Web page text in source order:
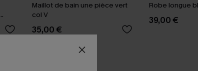
Maillot de bain une pièce vert
col V
35,00 €
Robe longue
39,00 €